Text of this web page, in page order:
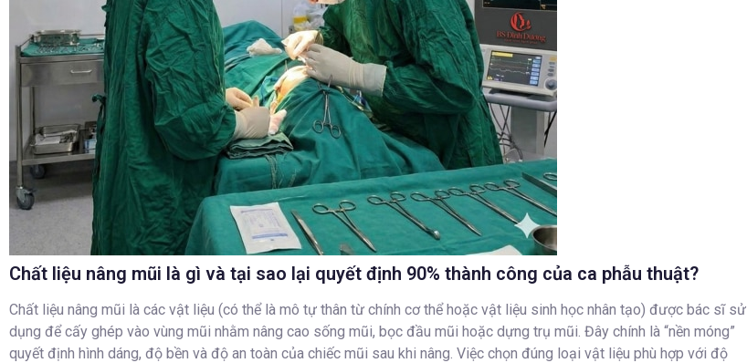
Chất liệu nâng mũi là gì và tại sao lại quyết định 90% thành công của ca phẫu thuật?
Chất liệu nâng mũi là các vật liệu (có thể là mô tự thân từ chính cơ thể hoặc vật liệu sinh học nhân tạo) được bác sĩ sử
dụng để cấy ghép vào vùng mũi nhằm nâng cao sống mũi, bọc đầu mũi hoặc dựng trụ mũi. Đây chính là “nền móng”
quyết định hình dáng, độ bền và độ an toàn của chiếc mũi sau khi nâng. Việc chọn đúng loại vật liệu phù hợp với độ